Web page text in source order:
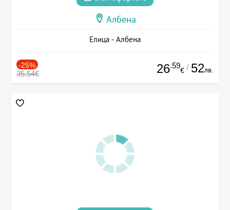
Албена
Елица - Албена
-25%
35.54€ 26.59
€ / 52лв.